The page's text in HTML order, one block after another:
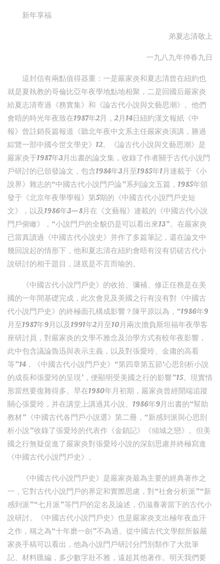
新年享福
弟夏志清敬上
一九八九年仲春九日
這封信有兩點值得器重：一是嚴家炎和夏志清曾在紐約也
就是夏執教的哥倫比亞年夜學地點地相聚，二是回國后嚴家炎
給夏志清寄過《務實集》和《論古代小說與文藝思潮》。他們
會晤的時光年夜致在1987年2月，2月14日紐約漢文報紙《中
報》曾註銷長篇報道《聽北年夜中文系主任嚴家炎演講，勝過
綜覽一部中國今世文學史》12。《論古代小說與文藝思潮》是
嚴家炎于1987年3月出書的論文集，收錄了作者關于古代小說門
戶研討的已頒發論文，包含1984年3月至1985年1月連載于《小
說界》雜志的“中國古代小說門戶論”系列論文五篇，1985年頒
發于《北京年夜學學報》第5期的《中國古代小說門戶史短
文》，以及1986年3—8月在《文藝報》連載的《中國古代小說
門戶俯瞰》，“小說門戶的全貌仍是可以看出來13”。在嚴家炎
已當真讀過《中國古代小說史》并作了多篇筆記，還在論文中
幾回說起的情形下，他和夏志清在紐約會晤有沒有切磋古代小
說研討的相干題目，謎底是不言而喻的。
《中國古代小說門戶史》的收拾、彌補、修正任務是在美
國的一年間基礎完成，此次會見及美國之行有沒有對《中國古
代小說門戶史》的終極面孔構成影響？陳平原以為，“1986年9
月至1987年9月以及1991年2月至10月兩次擔負斯坦福年夜學客
座研討員，對嚴家炎的文學不雅念及治學方式有較年夜影響，
此中包含議論魯迅與表示主義，以及對張愛玲、金庸的高看
等”14，《中國古代小說門戶史》“第四章第五節‘心思剖析小說
的成長和張愛玲的呈現’，便顯明受美國之行的影響”15。現實情
形當然要復雜得多。早在1980年月初期，嚴家炎曾經開端追蹤
關心張愛玲，并在講堂上講過其小說。1986年9月出書的“幫助
教材”《中國古代各門戶小說選》第二冊，“新感到派與心思剖
析小說”收錄了張愛玲的代表作《金鎖記》《傾城之戀》。但美
國之行無疑促進了嚴家炎對張愛玲小說的深刻思慮并終極寫進
《中國古代小說門戶史》。
《中國古代小說門戶史》是嚴家炎最為主要的經典著作之
一，它對古代小說門戶的界定和實際思慮，對“社會分析派”“新
感到派”“七月派”等門戶的定名及論述，仍滋養著當下的古代小
說研討。《中國古代小說門戶史》也是嚴家炎支出極年夜血汗
之作，稱之為“十年磨一劍”不為過。從中國古代文學館所躲嚴
家炎手稿可以看出，他為小說門戶研討分門別類作了大批筆
記、材料匯編，多少數字壯不雅，遠超其他著作。明天我們要